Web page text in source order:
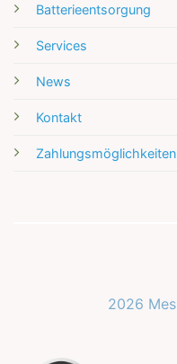
Batterieentsorgung
Services
News
Kontakt
Zahlungsmöglichkeiten
2026